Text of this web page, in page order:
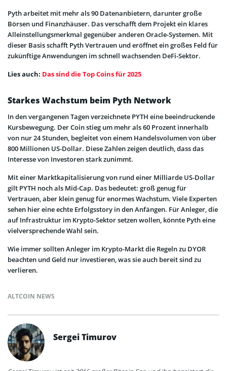
Pyth arbeitet mit mehr als 90 Datenanbietern, darunter große
Börsen und Finanzhäuser. Das verschafft dem Projekt ein klares
Alleinstellungsmerkmal gegenüber anderen Oracle-Systemen. Mit
dieser Basis schafft Pyth Vertrauen und eröffnet ein großes Feld für
zukünftige Anwendungen im schnell wachsenden DeFi-Sektor.
Lies auch: Das sind die Top Coins für 2025
Starkes Wachstum beim Pyth Network
In den vergangenen Tagen verzeichnete PYTH eine beeindruckende
Kursbewegung. Der Coin stieg um mehr als 60 Prozent innerhalb
von nur 24 Stunden, begleitet von einem Handelsvolumen von über
800 Millionen US-Dollar. Diese Zahlen zeigen deutlich, dass das
Interesse von Investoren stark zunimmt.
Mit einer Marktkapitalisierung von rund einer Milliarde US-Dollar
gilt PYTH noch als Mid-Cap. Das bedeutet: groß genug für
Vertrauen, aber klein genug für enormes Wachstum. Viele Experten
sehen hier eine echte Erfolgsstory in den Anfängen. Für Anleger, die
auf Infrastruktur im Krypto-Sektor setzen wollen, könnte Pyth eine
vielversprechende Wahl sein.
Wie immer sollten Anleger im Krypto-Markt die Regeln zu DYOR
beachten und Geld nur investieren, was sie auch bereit sind zu
verlieren.
ALTCOIN NEWS
Sergei Timurov